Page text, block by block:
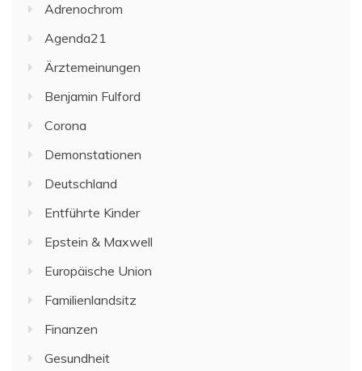
Adrenochrom
Agenda21
Ärztemeinungen
Benjamin Fulford
Corona
Demonstationen
Deutschland
Entführte Kinder
Epstein & Maxwell
Europäische Union
Familienlandsitz
Finanzen
Gesundheit